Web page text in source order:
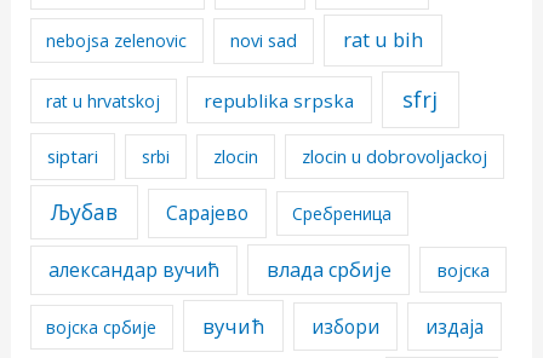
nebojsa zelenovic novi sad rat u bih
rat u hrvatskoj republika srpska sfrj
siptari srbi zlocin zlocin u dobrovoljackoj
Љубав Сарајево Сребреница
александар вучић влада србије војска
војска србије вучић избори издаја